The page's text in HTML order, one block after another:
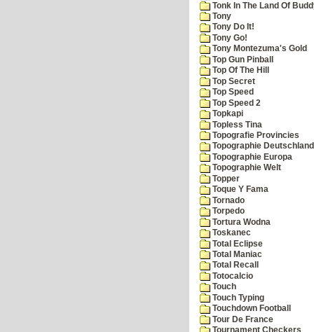
Tonk In The Land Of
Tony
Tony Do It!
Tony Go!
Tony Montezuma's Gold
Top Gun Pinball
Top Of The Hill
Top Secret
Top Speed
Top Speed 2
Topkapi
Topless Tina
Topografie Provincies
Topographie Deutschland
Topographie Europa
Topographie Welt
Topper
Toque Y Fama
Tornado
Torpedo
Tortura Wodna
Toskanec
Total Eclipse
Total Maniac
Total Recall
Totocalcio
Touch
Touch Typing
Touchdown Football
Tour De France
Tournament Checkers